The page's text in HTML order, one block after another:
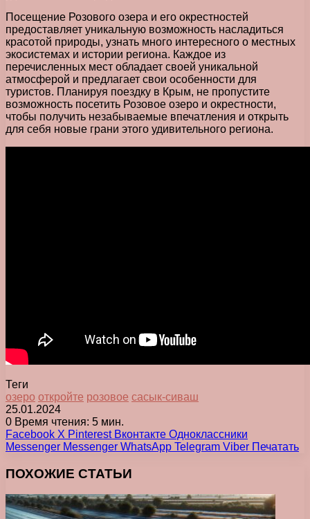
Посещение Розового озера и его окрестностей
предоставляет уникальную возможность насладиться
красотой природы, узнать много интересного о местных
экосистемах и истории региона. Каждое из
перечисленных мест обладает своей уникальной
атмосферой и предлагает свои особенности для
туристов. Планируя поездку в Крым, не пропустите
возможность посетить Розовое озеро и окрестности,
чтобы получить незабываемые впечатления и открыть
для себя новые грани этого удивительного региона.
Теги
озеро откройте розовое сасык-сиваш
25.01.2024
0 Время чтения: 5 мин.
Facebook X Pinterest Вконтакте Одноклассники
Messenger Messenger WhatsApp Telegram Viber Печатать
ПОХОЖИЕ СТАТЬИ